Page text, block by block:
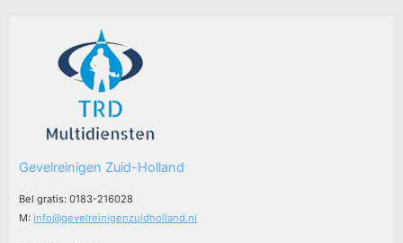
Gevelreinigen Zuid-Holland
Bel gratis: 0183-216028
M:info@gevelreinigenzuidholland.nl